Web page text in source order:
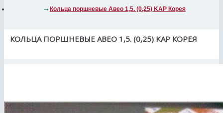
Кольца поршневые Авео 1,5. (0,25) KAP Корея
КОЛЬЦА ПОРШНЕВЫЕ АВЕО 1,5. (0,25) KAP КОРЕЯ